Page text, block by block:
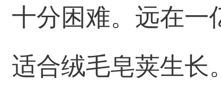
十分困难。远在一
适合绒毛皂荚生长